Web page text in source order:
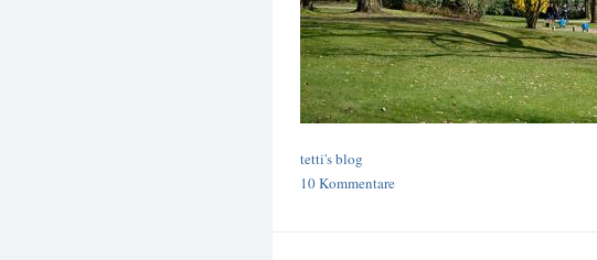
tetti's blog
10 Kommentare